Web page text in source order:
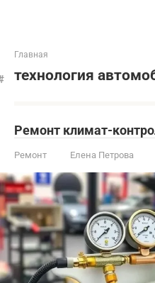
Главная
технология
Ремонт климат-
Ремонт Елена Петрова